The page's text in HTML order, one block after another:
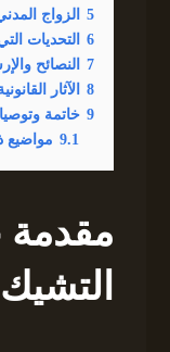
5
الزواج
6
التحديات
7
النصائح
8
الآثار
9 خاتمة
9.1 مواضيع
مقدمة
التشيك